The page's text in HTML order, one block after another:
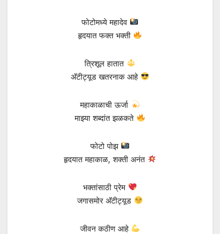
फोटोमध्ये महादेव
हृदयात फक्त भक्ती
त्रिशूल हातात
अ‍ॅटीट्यूड खतरनाक आहे
महाकाळाची ऊर्जा
माझ्या शब्दांत झळकते
फोटो पोझ
हृदयात महाकाळ, शक्ती अनंत
भक्तांसाठी प्रेम
जगासमोर अ‍ॅटीट्यूड
जीवन कठीण आहे